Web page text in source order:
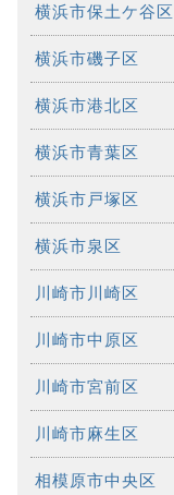
横浜市保土ケ谷区
横浜市磯子区
横浜市港北区
横浜市青葉区
横浜市戸塚区
横浜市泉区
川崎市川崎区
川崎市中原区
川崎市宮前区
川崎市麻生区
相模原市中央区